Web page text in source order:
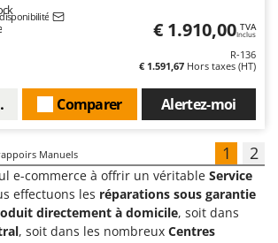
€ 1.910,00 TVA
Inclus
R-136
€ 1.591,67 Hors taxes (HT)
Alertez-moi
Comparer
Manuels 1 2
e-commerce à offrir un véritable Service
effectuons les réparations sous garantie
directement à domicile, soit dans
, soit dans les nombreux Centres